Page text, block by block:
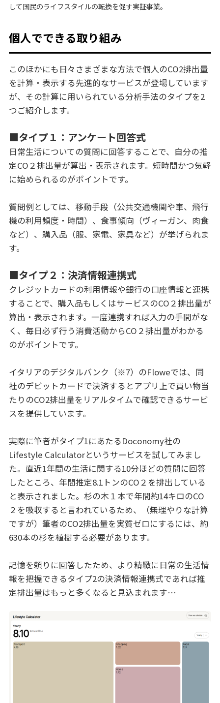
して国民のライフスタイルの転換を促す実証事業。
個人でできる取り組み
このほかにも日々さまざまな方法で個人のCO2排出量
を計算・表示する先進的なサービスが登場しています
が、その計算に用いられている分析手法のタイプを2
つご紹介します。
■タイプ１：アンケート回答式
日常生活についての質問に回答することで、自分の推
定CO２排出量が算出・表示されます。短時間かつ気軽
に始められるのがポイントです。
質問例としては、移動手段（公共交通機関や車、飛行
機の利用頻度・時間）、食事傾向（ヴィーガン、肉食
など）、購入品（服、家電、家具など）が挙げられま
す。
■タイプ２：決済情報連携式
クレジットカードの利用情報や銀行の口座情報と連携
することで、購入品もしくはサービスのCO２排出量が
算出・表示されます。一度連携すれば入力の手間がな
く、毎日必ず行う消費活動からCO２排出量がわかる
のがポイントです。
イタリアのデジタルバンク（※7）のFloweでは、同
社のデビットカードで決済するとアプリ上で買い物当
たりのCO2排出量をリアルタイムで確認できるサービ
スを提供しています。
実際に筆者がタイプ1にあたるDoconomy社の
Lifestyle Calculatorというサービスを試してみまし
た。直近1年間の生活に関する10分ほどの質問に回答
したところ、年間推定8.1トンのCO２を排出している
と表示されました。杉の木１本で年間約14キロのCO
２を吸収すると言われているため、（無理やりな計算
ですが）筆者のCO2排出量を実質ゼロにするには、約
630本の杉を植樹する必要があります。
記憶を頼りに回答したため、より精緻に日常の生活情
報を把握できるタイプ2の決済情報連携式であれば推
定排出量はもっと多くなると見込まれます…